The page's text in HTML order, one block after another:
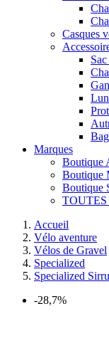
Casques
Marques
Boutique
Boutique
Boutique
Accueil
Vélo aventure
Vélos de Gravel
Specialized
Specialized
-28,7%